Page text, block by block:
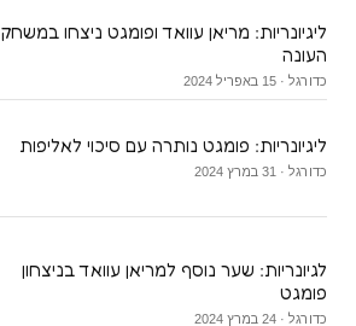
ליגיונריות: מריאן עוואד ופומגט ניצחו במשחק
העונה
כדורגל · 15 באפריל 2024
ליגיונריות: פומגט נותרה עם סיכוי לאליפות
כדורגל · 31 במרץ 2024
לגיונריות: שער נוסף למריאן עוואד בניצחון
פומגט
כדורגל · 24 במרץ 2024